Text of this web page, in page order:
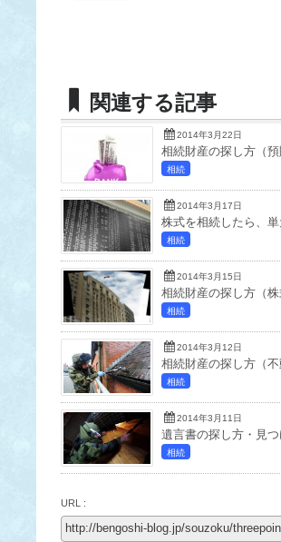
関連する記事
2014年3月22日
相続財産の探し方（預
相続
2014年3月17日
株式を相続したら、
相続
2014年3月15日
相続財産の探し方（株
相続
2014年3月12日
相続財産の探し方（
相続
2014年3月11日
遺言書の探し方・見
相続
URL :